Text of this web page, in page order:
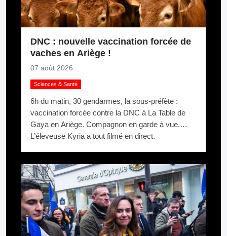
DNC : nouvelle vaccination forcée de
vaches en Ariège !
07 août 2026
Sciences & Santé
6h du matin, 30 gendarmes, la sous-préfète :
vaccination forcée contre la DNC à La Table de
Gaya en Ariège. Compagnon en garde à vue.
L’éleveuse Kyria a tout filmé en direct.